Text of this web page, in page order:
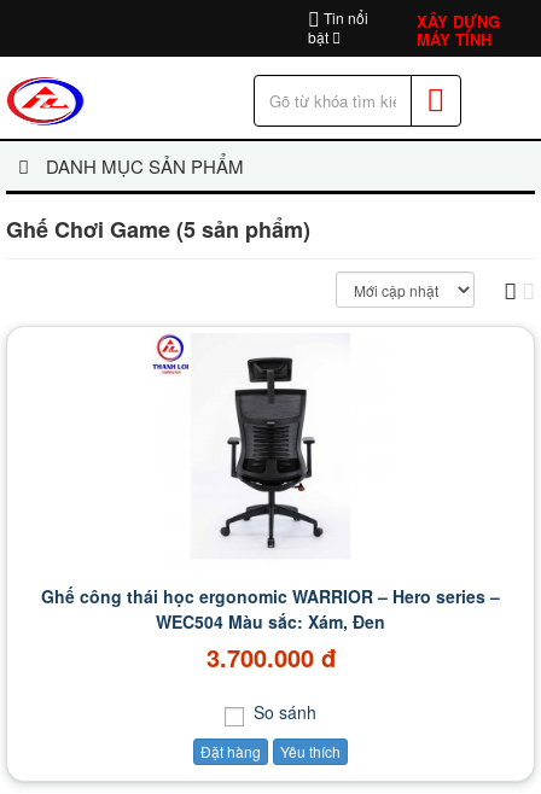
Tin nổi
bật
XÂY DỰNG
MÁY TÍNH
DANH MỤC SẢN PHẨM
Ghế Chơi Game (5 sản phẩm)
Ghế công thái học ergonomic WARRIOR – Hero series –
WEC504 Màu sắc: Xám, Đen
3.700.000 đ
So sánh
Đặt hàng Yêu thích